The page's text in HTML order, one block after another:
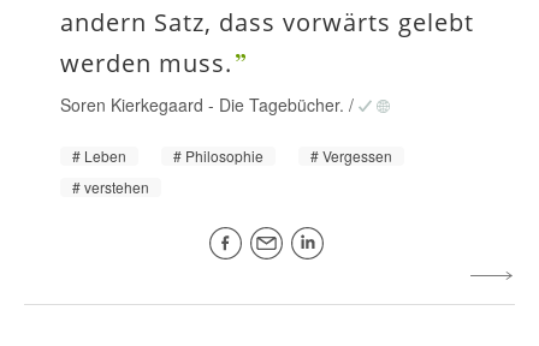
andern Satz, dass vorwärts gelebt
werden muss.
Soren Kierkegaard - Die Tagebücher. /
Leben Philosophie
Vergessen
verstehen